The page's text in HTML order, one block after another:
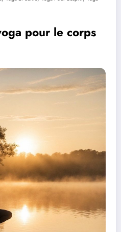
pour le corps